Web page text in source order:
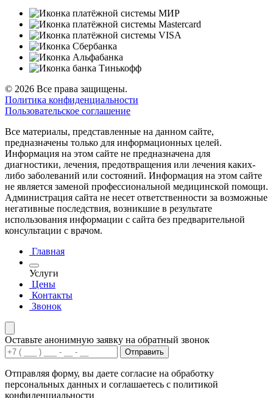
© 2026 Все права защищены.
Политика конфиденциальности
Пользовательское соглашение
Все материалы, представленные на данном сайте,
предназначены только для информационных целей.
Информация на этом сайте не предназначена для
диагностики, лечения, предотвращения или лечения каких-
либо заболеваний или состояний. Информация на этом сайте
не является заменой профессиональной медицинской помощи.
Администрация сайта не несет ответственности за возможные
негативные последствия, возникшие в результате
использования информации с сайта без предварительной
консультации с врачом.
Главная
Услуги
Цены
Контакты
Звонок
Оставьте анонимную заявку на обратный звонок
Отправить
Отправляя форму, вы даете согласие на обработку
персональных данных и соглашаетесь с политикой
конфиденциальности